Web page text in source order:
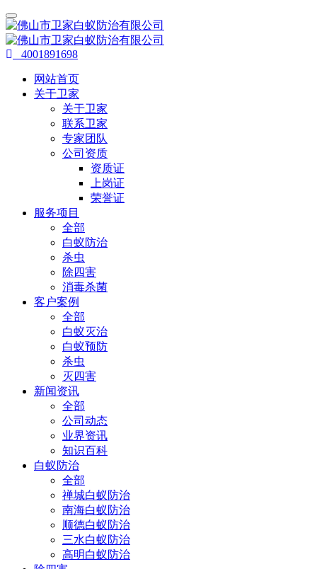
4001891698
网站首页
关于卫家
关于卫家
联系卫家
专家团队
公司资质
资质证
上岗证
荣誉证
服务项目
全部
白蚁防治
杀虫
除四害
消毒杀菌
客户案例
全部
白蚁灭治
白蚁预防
杀虫
灭四害
新闻资讯
全部
公司动态
业界资讯
知识百科
白蚁防治
全部
禅城白蚁防治
南海白蚁防治
顺德白蚁防治
三水白蚁防治
高明白蚁防治